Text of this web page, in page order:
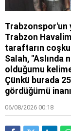
Trabzonspor'un
Trabzon
taraftarın
Salah, ''Aslında
olduğumu
Çünkü burada
gördüğümü
06/08/2026 00:18